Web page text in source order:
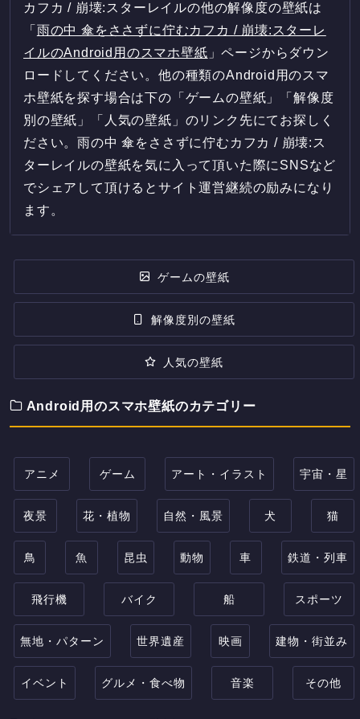
カフカ / 崩壊:スターレイルの他の解像度の壁紙は
「 雨の中 傘をささずに佇むカフカ / 崩壊:スターレ
イルのAndroid用のスマホ壁紙 」ページからダウン
ロードしてください。他の種類のAndroid用のスマ
ホ壁紙を探す場合は下の「ゲームの壁紙」「解像度
別の壁紙」「人気の壁紙」のリンク先にてお探しく
ださい。雨の中 傘をささずに佇むカフカ / 崩壊:ス
ターレイルの壁紙を気に入って頂いた際にSNSなど
でシェアして頂けるとサイト運営継続の励みになり
ます。
ゲームの壁紙
解像度別の壁紙
人気の壁紙
Android用のスマホ壁紙のカテゴリー
アニメ ゲーム アート・イラスト 宇宙・星
夜景 花・植物 自然・風景 犬 猫
鳥 魚 昆虫 動物 車 鉄道・列車
飛行機 バイク 船 スポーツ
無地・パターン 世界遺産 映画 建物・街並み
イベント グルメ・食べ物 音楽 その他